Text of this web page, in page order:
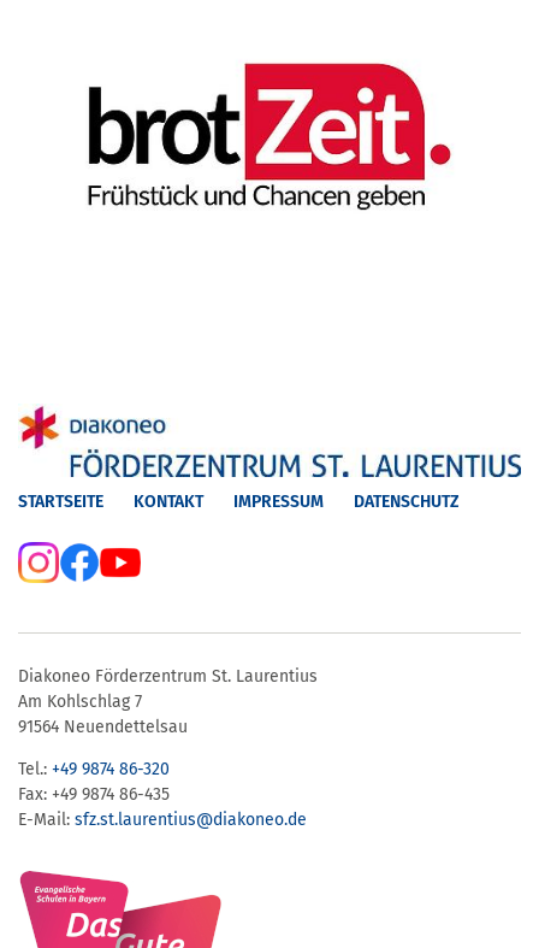
STARTSEITE KONTAKT IMPRESSUM DATENSCHUTZ
Diakoneo Förderzentrum St. Laurentius
Am Kohlschlag 7
91564 Neuendettelsau
Tel.: +49 9874 86-320
Fax: +49 9874 86-435
E-Mail: sfz.st.laurentius​@​diakoneo.de